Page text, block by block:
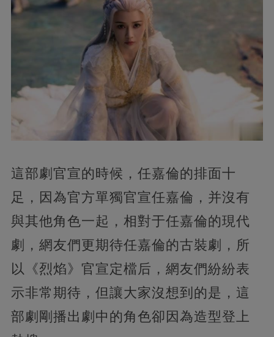
這部劇官宣的時候，任嘉倫的排面十
足，因為官方單獨官宣任嘉倫，并沒有
與其他角色一起，相對于任嘉倫的現代
劇，網友們更期待任嘉倫的古裝劇，所
以《烈焰》官宣定檔后，網友們紛紛表
示非常期待，但讓大家沒想到的是，這
部劇剛播出劇中的角色卻因為造型登上